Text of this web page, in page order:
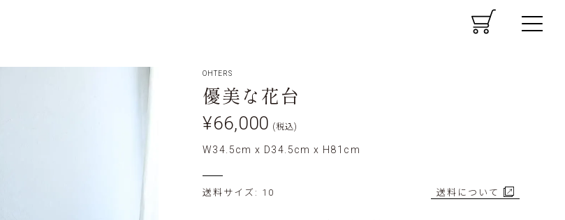
CART MENU
OHTERS
優美な花台
¥66,000 (税込)
W34.5cm x D34.5cm x H81cm
送料サイズ: 10 送料について